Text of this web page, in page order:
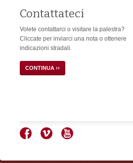
Contattateci
Volete contattarci o visitare la palestra?
Cliccate per inviarci una nota o ottenere
indicazioni stradali.
CONTINUA ››